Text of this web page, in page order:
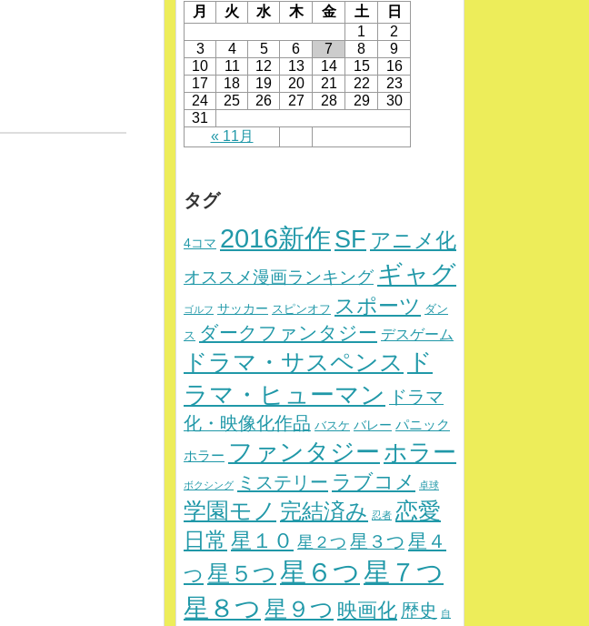
月
火 水 木 金 土 日
« 11月
1
2
3
4 5 6 7 8
9
10
11 12 13 14 15
16
17
18 19 20 21 22
23
24
25 26 27 28 29
30
31
タグ
4コマ 2016新作SF アニメ化
オススメ漫画ランキング ギャグ
ゴルフ サッカー スピンオフ スポーツ ダン
ス ダークファンタジー デスゲーム
ドラマ・サスペンス ド
ラマ・ヒューマン
ドラマ
化・映像化作品 バスケ バレー パニック
ホラー ファンタジー ホラー
ボクシング ミステリー ラブコメ 卓球
学園モノ 完結済み 忍者 恋愛
日常 星１０ 星２つ 星３つ 星４
つ 星５つ 星６つ 星７つ
星８つ 星９つ 映画化 歴史 自